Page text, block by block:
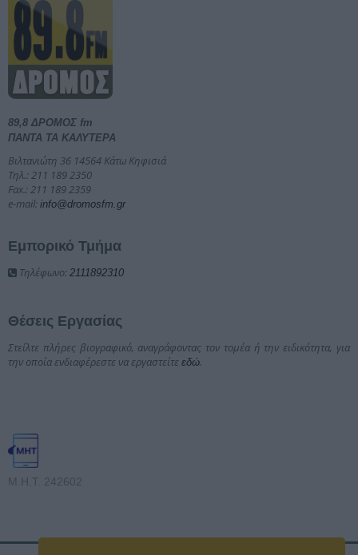
89,8 ΔΡΟΜΟΣ fm
ΠΑΝΤΑ ΤΑ ΚΑΛΥΤΕΡΑ
Βιλτανιώτη 36 14564 Κάτω Κηφισιά
Τηλ.: 211 189 2350
Fax.: 211 189 2359
e-mail: info@dromosfm.gr
Εμπορικό Τμήμα
Τηλέφωνο: 2111892310
Θέσεις Εργασίας
Στείλτε πλήρες βιογραφικό, αναγράφοντας τον τομέα ή την ειδικότητα, για
την οποία ενδιαφέρεστε να εργαστείτε εδώ
Μ.Η.Τ. 242602